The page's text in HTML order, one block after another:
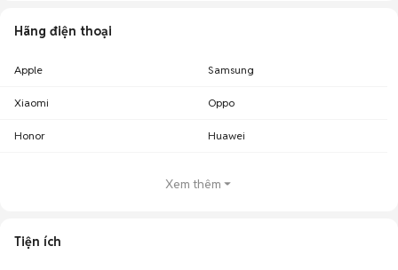
Hãng điện thoại
Apple Samsung
Xiaomi Oppo
Honor Huawei
Xem thêm
Tiện ích